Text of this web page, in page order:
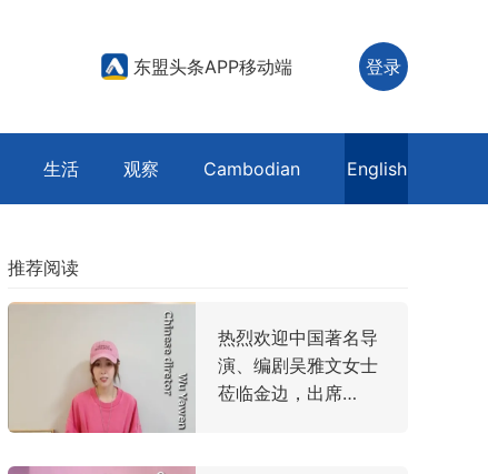
东盟头条APP移动端 登录
生活 观察 Cambodian English
推荐阅读
热烈欢迎中国著名导
演、编剧吴雅文女士
莅临金边，出席